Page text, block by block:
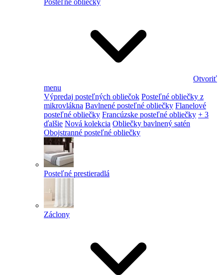
Posteľné obliečky
Otvoriť
menu
Výpredaj posteľných obliečok Posteľné obliečky z
mikrovlákna Bavlnené posteľné obliečky Flanelové
posteľné obliečky Francúzske posteľné obliečky + 3
ďalšie Nová kolekcia Obliečky bavlnený satén
Obojstranné posteľné obliečky
Posteľné prestieradlá
Záclony